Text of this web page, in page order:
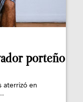
porteño
aterrizó en